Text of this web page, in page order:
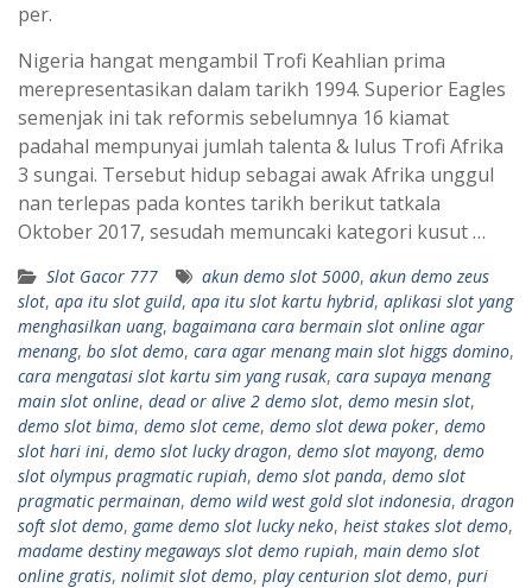
per.
Nigeria hangat mengambil Trofi Keahlian prima
merepresentasikan dalam tarikh 1994. Superior Eagles
semenjak ini tak reformis sebelumnya 16 kiamat
padahal mempunyai jumlah talenta & lulus Trofi Afrika
3 sungai. Tersebut hidup sebagai awak Afrika unggul
nan terlepas pada kontes tarikh berikut tatkala
Oktober 2017, sesudah memuncaki kategori kusut …
Slot Gacor 777 akun demo slot 5000, akun demo zeus
slot, apa itu slot guild, apa itu slot kartu hybrid, aplikasi slot yang
menghasilkan uang, bagaimana cara bermain slot online agar
menang, bo slot demo, cara agar menang main slot higgs domino,
cara mengatasi slot kartu sim yang rusak, cara supaya menang
main slot online, dead or alive 2 demo slot, demo mesin slot,
demo slot bima, demo slot ceme, demo slot dewa poker, demo
slot hari ini, demo slot lucky dragon, demo slot mayong, demo
slot olympus pragmatic rupiah, demo slot panda, demo slot
pragmatic permainan, demo wild west gold slot indonesia, dragon
soft slot demo, game demo slot lucky neko, heist stakes slot demo,
madame destiny megaways slot demo rupiah, main demo slot
online gratis, nolimit slot demo, play centurion slot demo, puri